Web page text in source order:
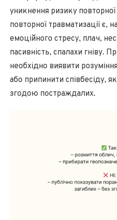
уникнення ризику
повторної травматизації є,
емоційного стресу, плач,
пасивність, спалахи гніву.
необхідно виявити
або припинити співбесіду,
згодою постраждалих.